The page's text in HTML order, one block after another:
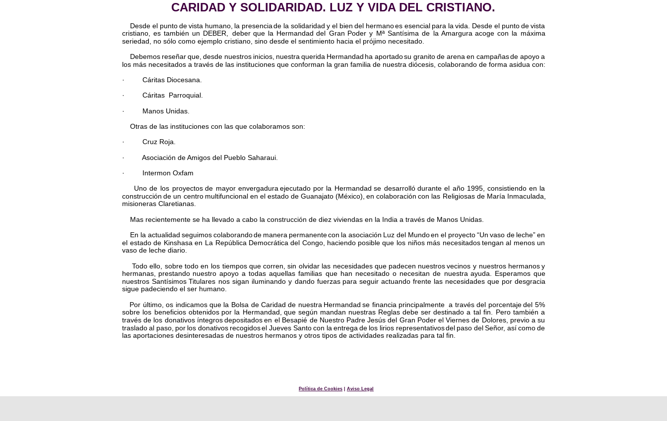
Política de Cookies Aviso Legal
CARIDAD Y SOLIDARIDAD. LUZ Y VIDA DEL CRISTIANO.
Desde el punto de vista humano, la presencia de la solidaridad y el bien del hermano es esencial para la vida. Desde el punto de vista
cristiano, es también un DEBER, deber que la Hermandad del Gran Poder y Mª Santísima de la Amargura acoge con la máxima
seriedad, no sólo como ejemplo cristiano, sino desde el sentimiento hacia el prójimo necesitado.
Debemos reseñar que, desde nuestros inicios, nuestra querida Hermandad ha aportado su granito de arena en campañas de apoyo a
los más necesitados a través de las instituciones que conforman la gran familia de nuestra diócesis, colaborando de forma asidua con:
·         Cáritas Diocesana.
·         Cáritas  Parroquial.
·         Manos Unidas.
Otras de las instituciones con las que colaboramos son:
·         Cruz Roja.
·         Asociación de Amigos del Pueblo Saharaui.
·         Intermon Oxfam
Uno de los proyectos de mayor envergadura ejecutado por la Hermandad se desarrolló durante el año 1995, consistiendo en la
construcción de un centro multifuncional en el estado de Guanajato (México), en colaboración con las Religiosas de María Inmaculada,
misioneras Claretianas.
Mas recientemente se ha llevado a cabo la construcción de diez viviendas en la India a través de Manos Unidas.
En la actualidad seguimos colaborando de manera permanente con la asociación Luz del Mundo en el proyecto “Un vaso de leche” en
el estado de Kinshasa en La República Democrática del Congo, haciendo posible que los niños más necesitados tengan al menos un
vaso de leche diario.
Todo ello, sobre todo en los tiempos que corren, sin olvidar las necesidades que padecen nuestros vecinos y nuestros hermanos y
hermanas, prestando nuestro apoyo a todas aquellas familias que han necesitado o necesitan de nuestra ayuda. Esperamos que
nuestros Santísimos Titulares nos sigan iluminando y dando fuerzas para seguir actuando frente las necesidades que por desgracia
sigue padeciendo el ser humano.
Por último, os indicamos que la Bolsa de Caridad de nuestra Hermandad se financia principalmente a través del porcentaje del 5%
sobre los beneficios obtenidos por la Hermandad, que según mandan nuestras Reglas debe ser destinado a tal fin. Pero también a
través de los donativos íntegros depositados en el Besapié de Nuestro Padre Jesús del Gran Poder el Viernes de Dolores, previo a su
traslado al paso, por los donativos recogidos el Jueves Santo con la entrega de los lirios representativos del paso del Señor, así como de
las aportaciones desinteresadas de nuestros hermanos y otros tipos de actividades realizadas para tal fin.